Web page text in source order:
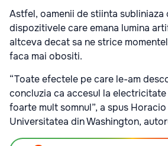
Astfel, oamenii de stiinta subliniaza
dispozitivele care emana lumina
altceva decat sa ne strice
faca mai obositi.
“Toate efectele pe care le-am
concluzia ca accesul la
foarte mult somnul”, a spus
Universitatea din Washington,